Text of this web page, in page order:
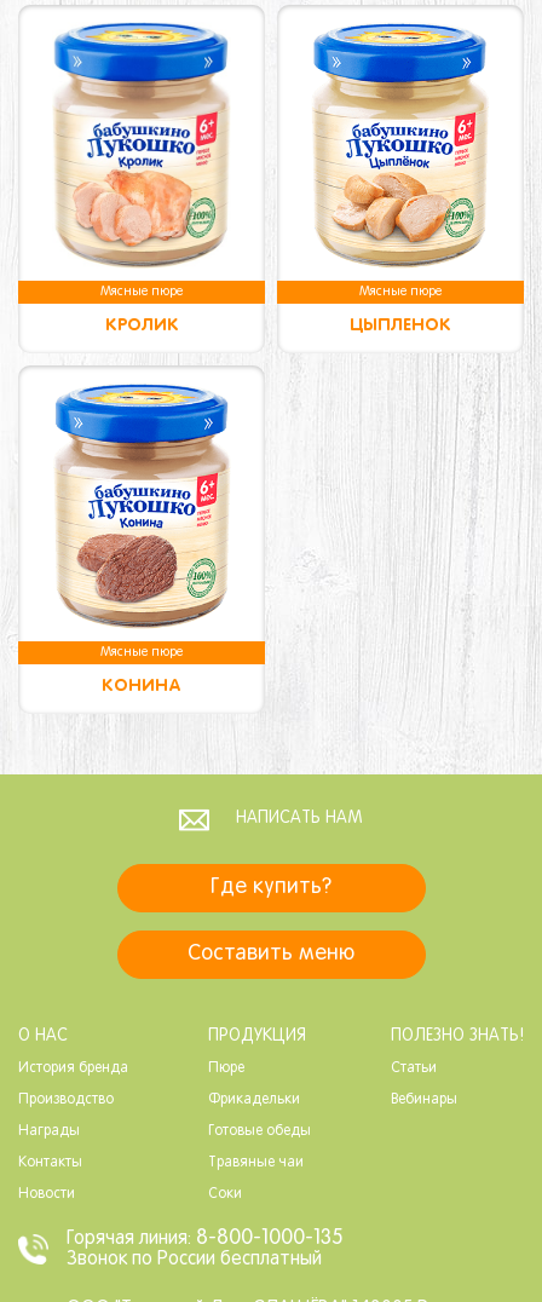
Мясные пюре
КРОЛИК
Мясные пюре
ЦЫПЛЕНОК
Мясные пюре
КОНИНА
Где купить?
Составить меню
НАПИСАТЬ НАМ
О НАС
История бренда
Производство
Награды
Контакты
Новости
ПРОДУКЦИЯ
Пюре
Фрикадельки
Готовые обеды
Травяные чаи
Соки
ПОЛЕЗНО ЗНАТЬ!
Статьи
Вебинары
Горячая линия: 8-800-1000-135
Звонок по России бесплатный